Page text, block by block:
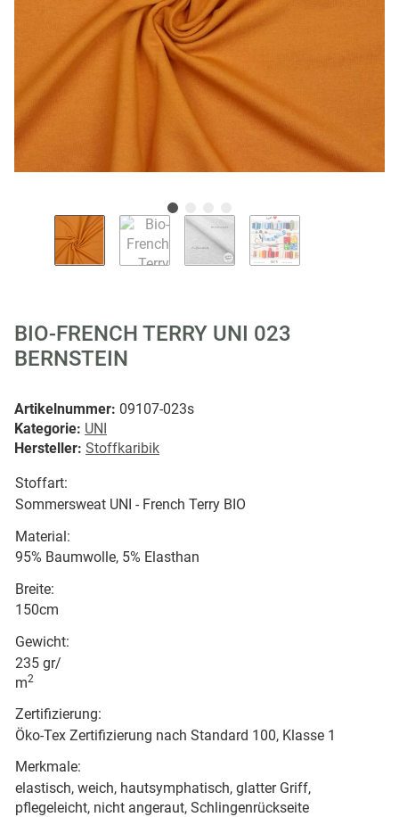
BIO-FRENCH TERRY UNI 023
BERNSTEIN
Artikelnummer: 09107-023s
Kategorie: UNI
Hersteller: Stoffkaribik
Stoffart:
Sommersweat UNI - French Terry BIO
Material:
95% Baumwolle, 5% Elasthan
Breite:
150cm
Gewicht:
235 gr/
m2
Zertifizierung:
Öko-Tex Zertifizierung nach Standard 100, Klasse 1
Merkmale:
elastisch, weich, hautsymphatisch, glatter Griff,
pflegeleicht, nicht angeraut, Schlingenrückseite